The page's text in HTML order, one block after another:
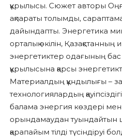
құрылысы. Сюжет авторы
ақпараты толымды,
дайындапты. Энергетика
орталық өкілін,
энергетиктер одағының
құрылысына қарсы
Материалдың құндылығы –
технологиялардың
балама энергия көздері мен
орындамаудан туындайтын
қарапайым тілді түсіндіруі